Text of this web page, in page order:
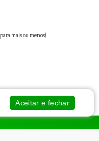
mais ou menos)
Aceitar e fechar